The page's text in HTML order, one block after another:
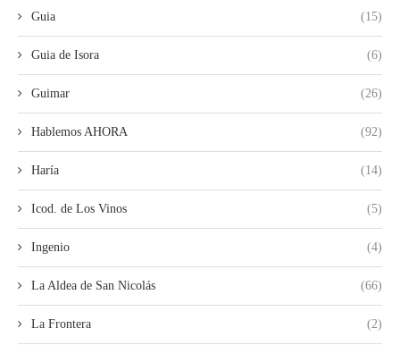
Guia (15)
Guia de Isora (6)
Guimar (26)
Hablemos AHORA (92)
Haría (14)
Icod. de Los Vinos (5)
Ingenio (4)
La Aldea de San Nicolás (66)
La Frontera (2)